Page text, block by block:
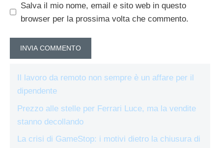
Salva il mio nome, email e sito web in questo
browser per la prossima volta che commento.
Il lavoro da remoto non sempre è un affare per il
dipendente
Prezzo alle stelle per Ferrari Luce, ma la vendite
stanno decollando
La crisi di GameStop: i motivi dietro la chiusura di